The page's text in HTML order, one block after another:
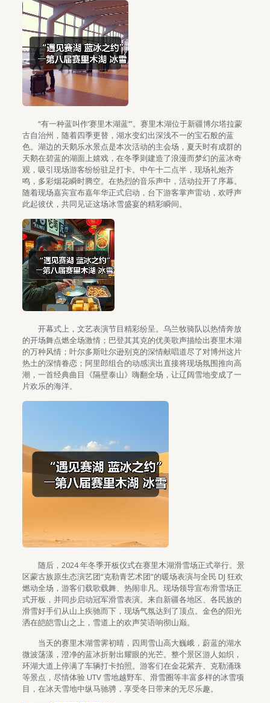
“有一种蓝叫作‘赛里木湖蓝’”。赛里木湖位于新疆博尔塔拉蒙
古自治州，随着四季更替，湖水变幻出深浅不一的宝石般的蓝
色。湖边的天鹅乐水景点是本次活动的主会场，夏天时有成群的
天鹅在碧蓝的湖面上嬉戏，在冬季则建造了浪漫而梦幻的蓝冰奇
观，吸引现场游客纷纷驻足打卡。中午十二点半，现场礼炮齐
鸣，多彩烟花瞬时腾空。在热烈的音乐声中，活动拉开了序幕。
随着现场嘉宾宣布嘉年华正式启动，台下游客掌声雷动，欢呼声
此起彼伏，共同见证这场冰雪盛宴的精彩瞬间。
开幕式上，文艺表演节目精彩纷呈。乌兰牧骑队以热情奔放
的开场舞点燃全场激情；巴登其其克的优美歌声描绘出赛里木湖
的万种风情；叶尔多斯吐尔逊别克的深情献唱道尽了对博州这片
热土的深情眷恋；阿里郎组合的动感演出直接将现场氛围推向高
潮，一首经典曲目《隔壁泰山》嗨翻全场，让辽阔雪地变成了一
片欢乐的海洋。
随后，2024 年冬季开板仪式在赛里木湖滑雪场正式举行。景
区蒙古族原生态演艺团“克勒青艺术团”的暖场表演与全民 DJ 狂欢
燃动全场，游客们载歌载舞、热闹非凡。现场领导宣布滑雪场正
式开板，并同步启动冠军滑雪表演。来自新疆各地区、各民族的
滑雪好手们从山上疾驰而下，现场气氛达到了顶点。金色的阳光
洒在皑皑雪山之上，雪道上的欢声笑语响彻山巅。
当天的赛里木湖雪霁初晴，四周雪山高大巍峨，蔚蓝的湖水
微波荡漾，澄净的蓝冰折射出耀眼的光芒。整个景区游人如织，
环湖大道上停满了车辆打卡拍照。游客们在金花紫卉、克勒涌珠
等景点，尽情体验 UTV 雪地越野车、滑雪圈等丰富多样的冰雪项
目，在冰天雪地中纵马驰骋，享受冬日带来的无尽乐趣。